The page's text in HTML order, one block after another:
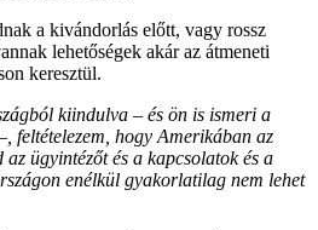
a kivándorlás előtt, vagy rossz
lehetőségek akár az átmeneti
keresztül.
kiindulva – és ön is ismeri a
feltételezem, hogy Amerikában az
ügyintézőt és a kapcsolatok és a
enélkül gyakorlatilag nem lehet